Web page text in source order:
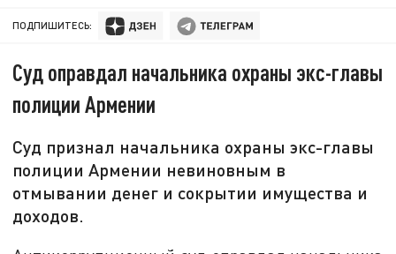
ПОДПИШИТЕСЬ:
Суд оправдал начальника охраны экс-главы
полиции Армении
Суд признал начальника охраны экс-главы
полиции Армении невиновным в
отмывании денег и сокрытии имущества и
доходов.